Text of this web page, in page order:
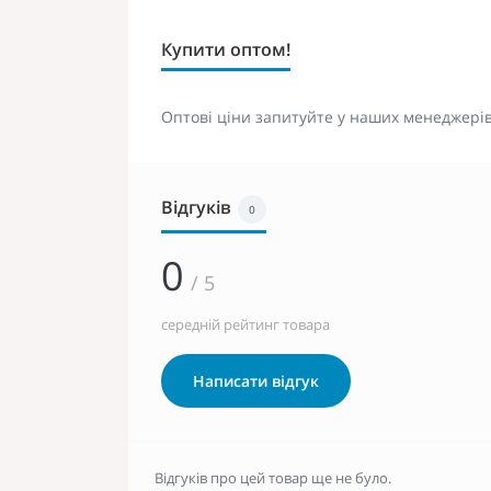
Купити оптом!
Оптові ціни запитуйте у наших
Відгуків 0
0 / 5
середній рейтинг товара
Написати відгук
Відгуків про цей товар ще не було.